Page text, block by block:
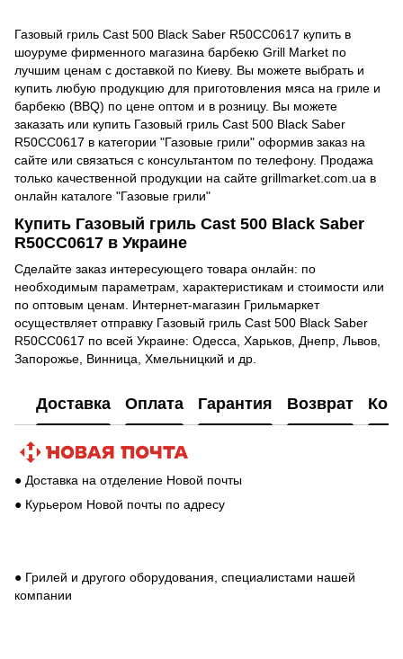
Газовый гриль Cast 500 Black Saber R50CC0617 купить в
шоуруме фирменного магазина барбекю Grill Market по
лучшим ценам с доставкой по Киеву. Вы можете выбрать и
купить любую продукцию для приготовления мяса на гриле и
барбекю (BBQ) по цене оптом и в розницу. Вы можете
заказать или купить Газовый гриль Cast 500 Black Saber
R50CC0617 в категории "Газовые грили" оформив заказ на
сайте или связаться с консультантом по телефону. Продажа
только качественной продукции на сайте grillmarket.com.ua в
онлайн каталоге "Газовые грили"
Купить Газовый гриль Cast 500 Black Saber
R50CC0617 в Украине
Сделайте заказ интересующего товара онлайн: по
необходимым параметрам, характеристикам и стоимости или
по оптовым ценам. Интернет-магазин Грильмаркет
осуществляет отправку Газовый гриль Cast 500 Black Saber
R50CC0617 по всей Украине: Одесса, Харьков, Днепр, Львов,
Запорожье, Винница, Хмельницкий и др.
Доставка Оплата Гарантия Возврат
● Доставка на отделение Новой почты
● Курьером Новой почты по адресу
● Грилей и другого оборудования, специалистами нашей
компании